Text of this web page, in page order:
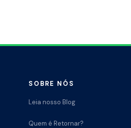
SOBRE NÓS
Leia nosso Blog
Quem é Retornar?